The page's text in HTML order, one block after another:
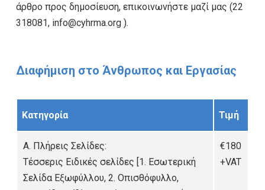
άρθρο προς δημοσίευση, επικοινωνήστε μαζί μας (22
318081, info@cyhrma.org ).
Διαφήμιση στο Άνθρωπος και Εργασίας
Κατηγορία Τιμή
A. Πλήρεις Σελίδες:
Τέσσερις Ειδικές σελίδες [1. Εσωτερική
Σελίδα Εξωφύλλου, 2. Οπισθόφυλλο,
€180
+VAT